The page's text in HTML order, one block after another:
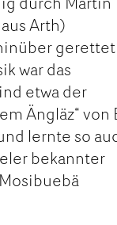
Arth)
gerettet
war das
etwa der
Ängläz“ von
lernte so
bekannter